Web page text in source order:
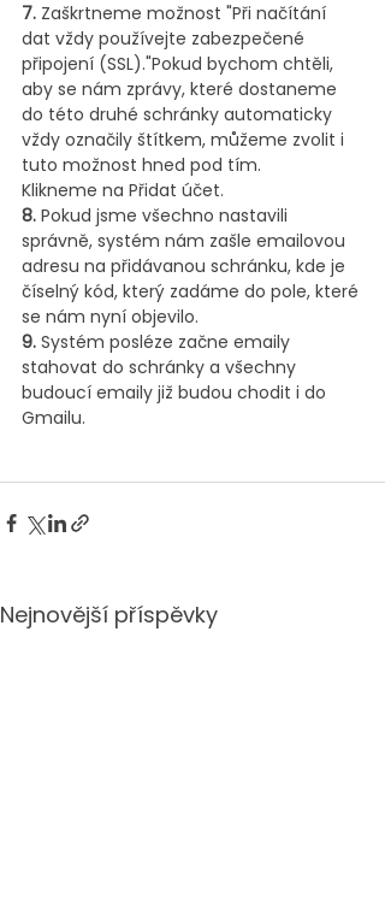
7. Zaškrtneme možnost "Při načítání
dat vždy používejte zabezpečené
připojení (SSL)."Pokud bychom chtěli,
aby se nám zprávy, které dostaneme
do této druhé schránky automaticky
vždy označily štítkem, můžeme zvolit i
tuto možnost hned pod tím.
Klikneme na Přidat účet.
8. Pokud jsme všechno nastavili
správně, systém nám zašle emailovou
adresu na přidávanou schránku, kde je
číselný kód, který zadáme do pole, které
se nám nyní objevilo.
9. Systém posléze začne emaily
stahovat do schránky a všechny
budoucí emaily již budou chodit i do
Gmailu.
Nejnovější příspěvky